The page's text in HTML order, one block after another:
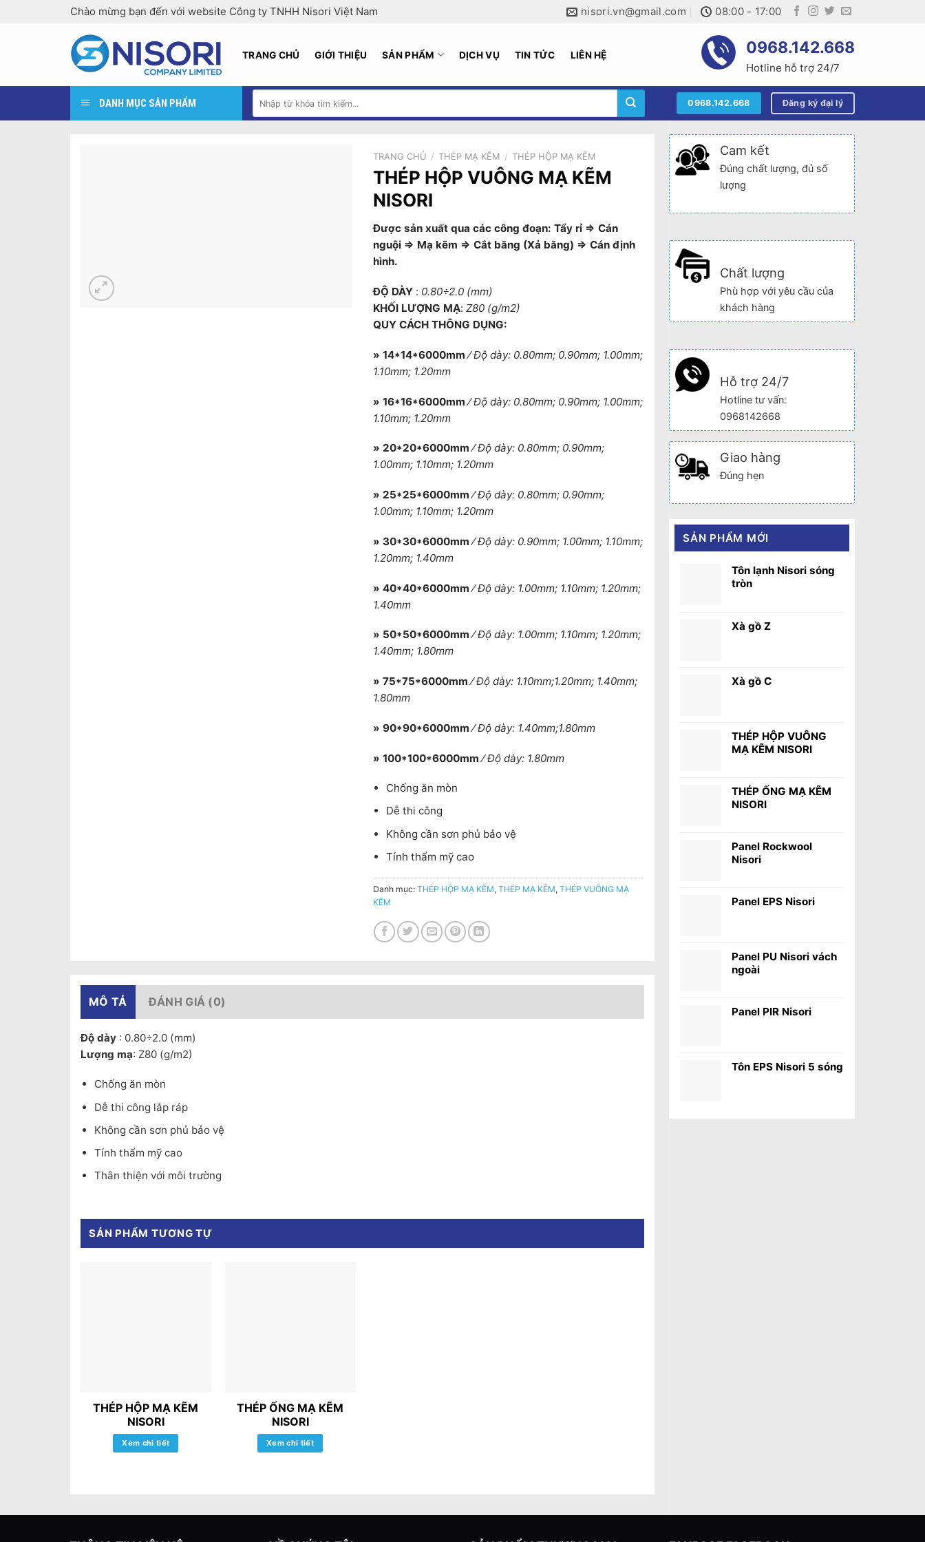
Chào mừng bạn đến với website Công ty TNHH Nisori Việt Nam nisori.vn@gmail.com 08:00 - 17:00
TRANG CHỦ GIỚI THIỆU SẢN PHẨM DỊCH VỤ TIN TỨC LIÊN HỆ 0968.142.668
Hotline hỗ trợ 24/7
DANH MỤC SẢN PHẨM
kiếm:
0968.142.668 Đăng ký đại lý
Cam kết
Đúng chất lượng, đủ số
lượng
Chất lượng
Phù hợp với yêu cầu của
khách hàng
Hỗ trợ 24/7
Hotline tư vấn:
0968142668
Giao hàng
Đúng hẹn
SẢN PHẨM MỚI
Tôn lạnh Nisori sóng
tròn
Xà gồ Z
Xà gồ C
THÉP HỘP VUÔNG
MẠ KẼM NISORI
THÉP ỐNG MẠ KẼM
NISORI
Panel Rockwool
Nisori
Panel EPS Nisori
Panel PU Nisori vách
ngoài
Panel PIR Nisori
Tôn EPS Nisori 5 sóng
TRANG CHỦ / THÉP MẠ KẼM / THÉP HỘP MẠ KẼM
THÉP HỘP VUÔNG MẠ KẼM
NISORI
Được sản xuất qua các công đoạn: Tẩy rỉ ⇒ Cán
nguội ⇒ Mạ kẽm ⇒ Cắt băng (Xả băng) ⇒ Cán định
hình.
ĐỘ DÀY: 0.80÷2.0 (mm)
KHỐI LƯỢNG MẠ: Z80 (g/m2)
QUY CÁCH THÔNG DỤNG:
» 14*14*6000mm⁄Độ dày: 0.80mm; 0.90mm; 1.00mm;
1.10mm; 1.20mm
» 16*16*6000mm⁄Độ dày: 0.80mm; 0.90mm; 1.00mm;
1.10mm; 1.20mm
» 20*20*6000mm⁄Độ dày: 0.80mm; 0.90mm;
1.00mm; 1.10mm; 1.20mm
» 25*25*6000mm⁄Độ dày: 0.80mm; 0.90mm;
1.00mm; 1.10mm; 1.20mm
» 30*30*6000mm⁄Độ dày: 0.90mm; 1.00mm; 1.10mm;
1.20mm; 1.40mm
» 40*40*6000mm⁄Độ dày: 1.00mm; 1.10mm; 1.20mm;
1.40mm
» 50*50*6000mm⁄Độ dày: 1.00mm; 1.10mm; 1.20mm;
1.40mm; 1.80mm
» 75*75*6000mm⁄Độ dày: 1.10mm;1.20mm; 1.40mm;
1.80mm
» 90*90*6000mm⁄Độ dày: 1.40mm;1.80mm
» 100*100*6000mm⁄Độ dày: 1.80mm
Chống ăn mòn
Dễ thi công
Không cần sơn phủ bảo vệ
Tính thẩm mỹ cao
Danh mục: THÉP HỘP MẠ KẼM, THÉP MẠ KẼM, THÉP VUÔNG MẠ
KẼM
MÔ TẢ ĐÁNH GIÁ (0)
Độ dày : 0.80÷2.0 (mm)
Lượng mạ: Z80 (g/m2)
Chống ăn mòn
Dễ thi công lắp ráp
Không cần sơn phủ bảo vệ
Tính thẩm mỹ cao
Thân thiện với môi trường
SẢN PHẨM TƯƠNG TỰ
THÉP HỘP MẠ KẼM
NISORI
Xem chi tiết
THÉP ỐNG MẠ KẼM
NISORI
Xem chi tiết